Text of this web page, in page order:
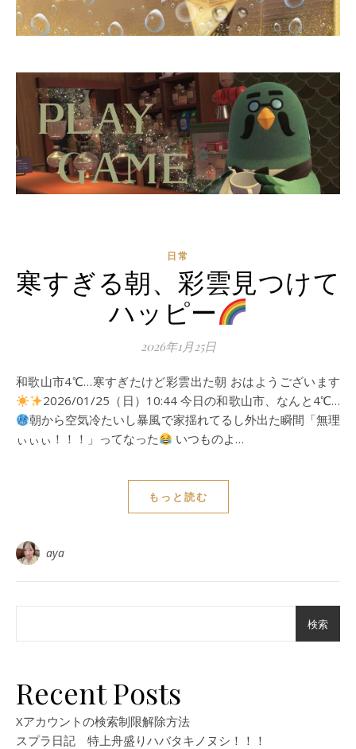
日常
寒すぎる朝、彩雲見つけて
ハッピー
2026年1月25日
和歌山市4℃…寒すぎたけど彩雲出た朝 おはようございます
2026/01/25（日）10:44 今日の和歌山市、なんと4℃…
朝から空気冷たいし暴風で家揺れてるし外出た瞬間「無理
ぃぃぃ！！！」ってなった
いつものよ…
もっと読む
aya
検索
Recent Posts
Xアカウントの検索制限解除方法
スプラ日記 特上舟盛りハバタキノヌシ！！！